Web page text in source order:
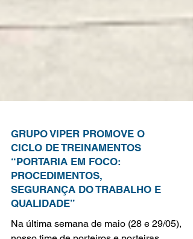
GRUPO VIPER PROMOVE O
CICLO DE TREINAMENTOS
“PORTARIA EM FOCO:
PROCEDIMENTOS,
SEGURANÇA DO TRABALHO E
QUALIDADE”